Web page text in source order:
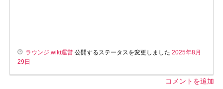
ラウンジ.wiki運営公開するステータスを変更しました 2025年8月
29日
コメントを追加